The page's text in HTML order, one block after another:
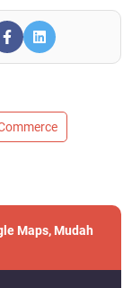
Maps, Mudah